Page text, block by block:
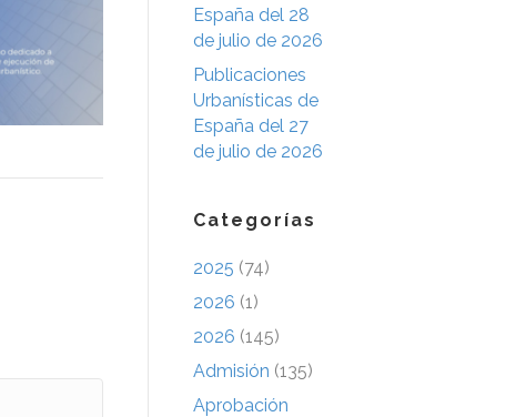
España del 28
de julio de 2026
Publicaciones
Urbanísticas de
España del 27
de julio de 2026
Categorías
2025 (74)
2026 (1)
2026 (145)
Admisión (135)
Aprobación